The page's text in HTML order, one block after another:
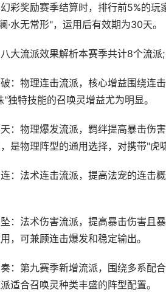
奖励赛季结算时，排行前5%的玩
·水无常形"，运用后有效期为30天。
流派效果解析本赛季共计8个流派;
物理连击流派，核心增益围绕连击
"独特技能的召唤灵增益尤为明显。
物理爆发流派，羁绊提高暴击伤害
是物理阵型的通用选择，对携带"虎
法术连击流派，提高法宠的连击概
法术伤害流派，提高暴击伤害且暴
，可兼顾连击爆发和稳定输出。
第九赛季新增流派，围绕多系配合
适合召唤灵种类丰盛的阵型配置。